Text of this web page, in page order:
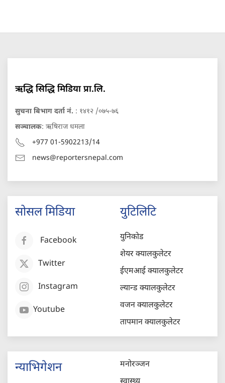
ऋद्धि सिद्धि मिडिया प्रा.लि.
सुचना बिभाग दर्ता नं. : १४१२ /०७५-७६
सञ्चालक: ऋषिराज धमला
+977 01-5902213/14
news@reportersnepal.com
सोसल मिडिया
Facebook
Twitter
Instagram
Youtube
युटिलिटि
युनिकोड
शेयर क्यालकुलेटर
ईएमआई क्यालकुलेटर
ल्यान्ड क्यालकुलेटर
वजन क्यालकुलेटर
तापमान क्यालकुलेटर
न्याभिगेशन
मनोरञ्जन